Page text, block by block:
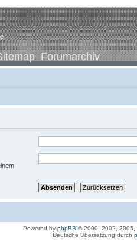
Forumarchiv
Powered by phpBB © 2000, 2002, 2005,
Deutsche Übersetzung durch